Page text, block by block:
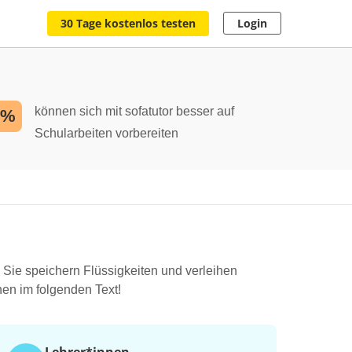
30 Tage kostenlos testen Login
können sich mit sofatutor besser auf
Schularbeiten vorbereiten
speichern Flüssigkeiten und verleihen
im folgenden Text!